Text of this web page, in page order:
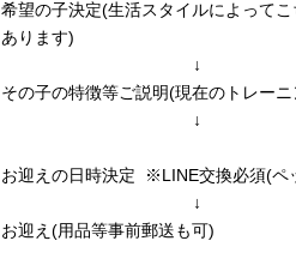
希望の子決定(生活スタイルによって
あります)
↓
その子の特徴等ご説明(現在のトレー
↓
お迎えの日時決定 ※LINE交換必須(ペ
↓
お迎え(用品等事前郵送も可)